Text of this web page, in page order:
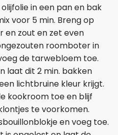
in een pan en bak
voor 5 min. Breng op
en zout en zet even
roomboter in
de tarwebloem toe.
laat dit 2 min. bakken
lichtbruine kleur krijgt.
kookroom toe en blijf
te voorkomen.
en voeg toe.